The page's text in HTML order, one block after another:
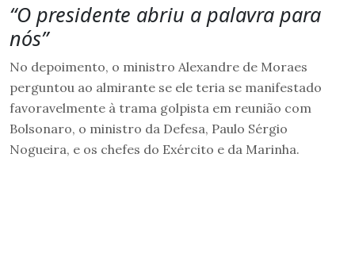
“O presidente abriu a palavra para
nós”
No depoimento, o ministro Alexandre de Moraes
perguntou ao almirante se ele teria se manifestado
favoravelmente à trama golpista em reunião com
Bolsonaro, o ministro da Defesa, Paulo Sérgio
Nogueira, e os chefes do Exército e da Marinha.